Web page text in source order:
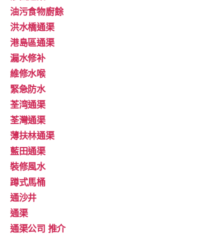
油污食物廚餘
洪水橋通渠
港島區通渠
漏水修补
維修水喉
緊急防水
荃湾通渠
荃灣通渠
薄扶林通渠
藍田通渠
裝修風水
蹲式馬桶
通沙井
通渠
通渠公司 推介